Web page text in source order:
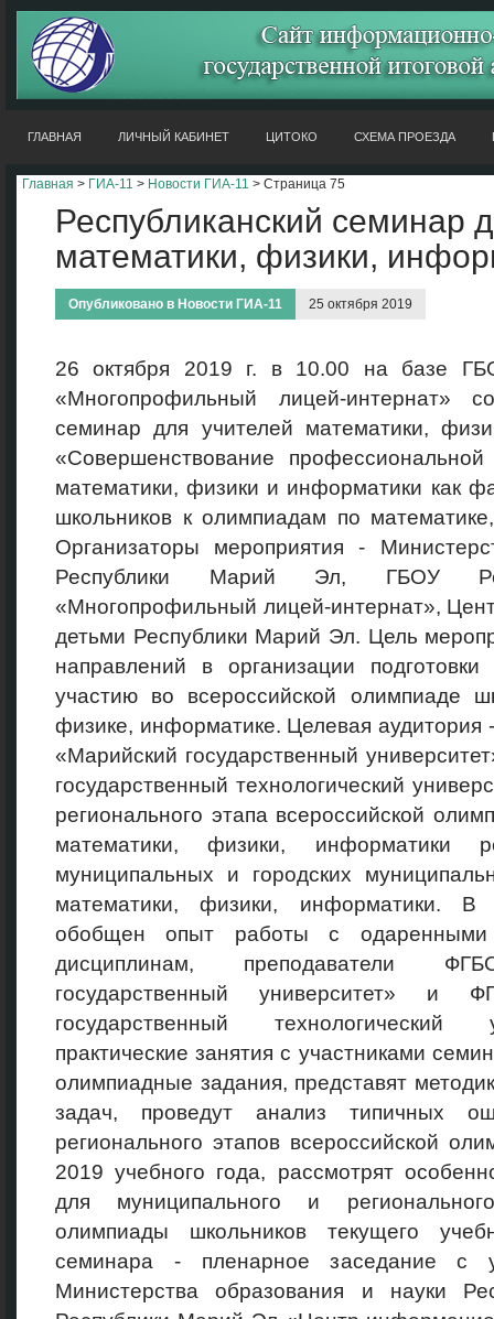
ГЛАВНАЯ ЛИЧНЫЙ КАБИНЕТ ЦИТОКО СХЕМА ПРОЕЗДА
Главная > ГИА-11 > Новости ГИА-11 > Страница 75
Республиканский семинар
математики, физики,
Опубликовано в Новости ГИА-11 25 октября 2019
26 октября 2019 г. в 10.00 на базе
«Многопрофильный лицей-интернат»
семинар для учителей математики,
«Совершенствование профессиональной
математики, физики и информатики как
школьников к олимпиадам по
Организаторы мероприятия -
Республики Марий Эл, ГБОУ
«Многопрофильный лицей-интернат»,
детьми Республики Марий Эл. Цель
направлений в организации
участию во всероссийской олимпиаде
физике, информатике. Целевая
«Марийский государственный
государственный технологический
регионального этапа всероссийской
математики, физики, информатики
муниципальных и городских
математики, физики, информатики. В
обобщен опыт работы с
дисциплинам, преподаватели
государственный университет» и
государственный технологический
практические занятия с участниками
олимпиадные задания, представят
задач, проведут анализ типичных
регионального этапов всероссийской
2019 учебного года, рассмотрят
для муниципального и
олимпиады школьников текущего
семинара - пленарное заседание с
Министерства образования и науки